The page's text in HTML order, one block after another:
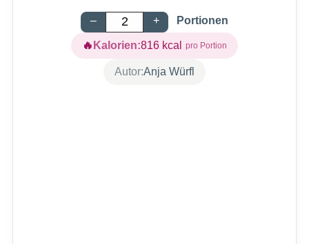
– + Portionen
Kalorien:816 kcal
Autor:Anja Würfl